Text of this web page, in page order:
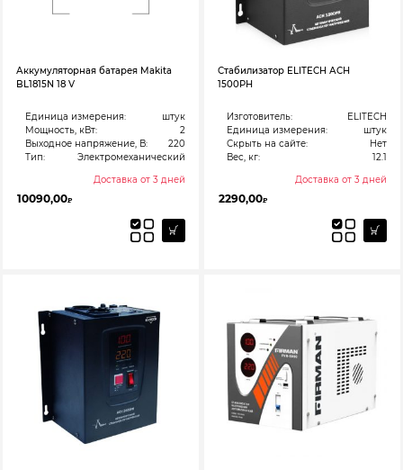
Аккумуляторная батарея Makita
BL1815N 18 V
Единица измерения:
штук
Мощность, кВт:
2
Выходное напряжение, В:
220
Тип:
Электромеханический
Доставка от 3 дней
10090,00₽
Стабилизатор ELITECH АСН
1500РН
Изготовитель:
ELITECH
Единица измерения:
штук
Скрыть на сайте:
Нет
Вес, кг:
12.1
Доставка от 3 дней
2290,00₽